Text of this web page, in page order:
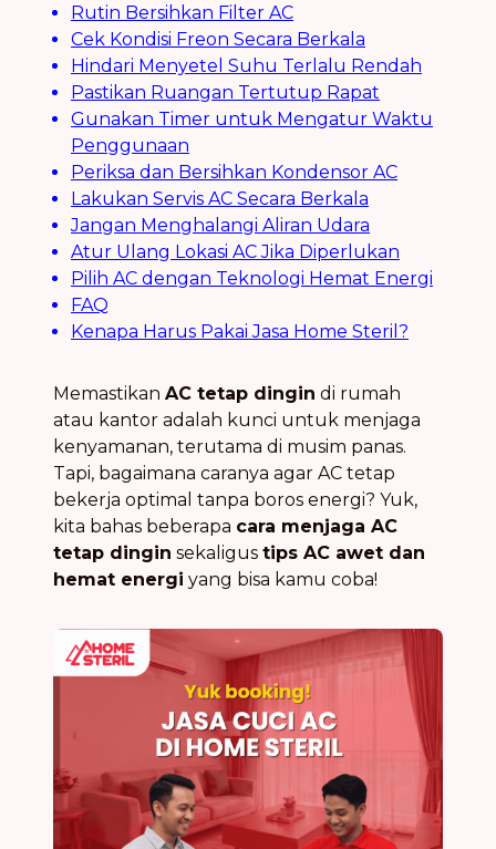
Rutin Bersihkan Filter AC
Cek Kondisi Freon Secara Berkala
Hindari Menyetel Suhu Terlalu Rendah
Pastikan Ruangan Tertutup Rapat
Gunakan Timer untuk Mengatur Waktu
Penggunaan
Periksa dan Bersihkan Kondensor AC
Lakukan Servis AC Secara Berkala
Jangan Menghalangi Aliran Udara
Atur Ulang Lokasi AC Jika Diperlukan
Pilih AC dengan Teknologi Hemat Energi
FAQ
Kenapa Harus Pakai Jasa Home Steril?
Memastikan AC tetap dingin di rumah
atau kantor adalah kunci untuk menjaga
kenyamanan, terutama di musim panas.
Tapi, bagaimana caranya agar AC tetap
bekerja optimal tanpa boros energi? Yuk,
kita bahas beberapa cara menjaga AC
tetap dingin sekaligus tips AC awet dan
hemat energi yang bisa kamu coba!